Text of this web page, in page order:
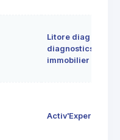
Litore diag
diagnostics
immobilier
Activ'Expertise